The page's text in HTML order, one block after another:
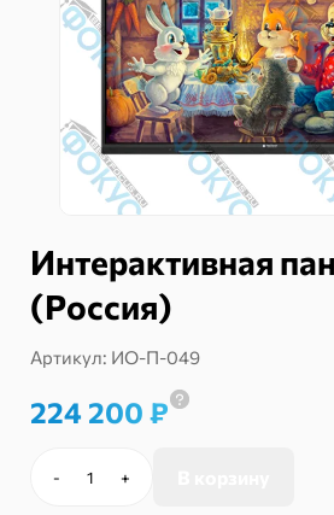
Интерактивная
(Россия)
Артикул: ИО-П-049
224 200 ₽
-
Количество
+